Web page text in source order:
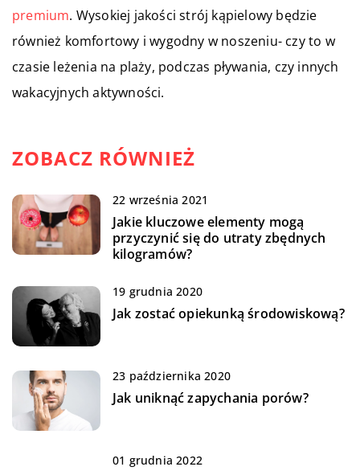
premium. Wysokiej jakości strój kąpielowy będzie
również komfortowy i wygodny w noszeniu- czy to w
czasie leżenia na plaży, podczas pływania, czy innych
wakacyjnych aktywności.
ZOBACZ RÓWNIEŻ
22 września 2021
Jakie kluczowe elementy mogą
przyczynić się do utraty zbędnych
kilogramów?
19 grudnia 2020
Jak zostać opiekunką środowiskową?
23 października 2020
Jak uniknąć zapychania porów?
01 grudnia 2022